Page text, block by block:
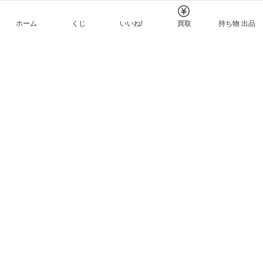
ホーム くじ いいね! 買取 持ち物 出品